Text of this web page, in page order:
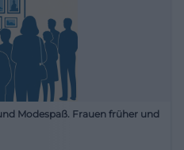
Modespaß. Frauen früher und